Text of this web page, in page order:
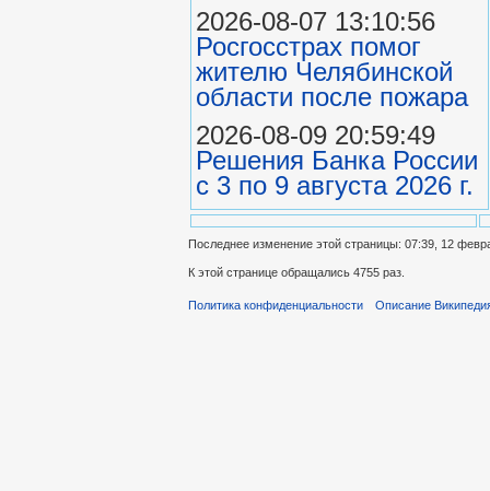
2026-08-07 13:10:56
Росгосстрах помог
жителю Челябинской
области после пожара
2026-08-09 20:59:49
Решения Банка России
с 3 по 9 августа 2026 г.
Последнее изменение этой страницы: 07:39, 12
К этой странице обращались 4755 раз.
Политика конфиденциальности Описание